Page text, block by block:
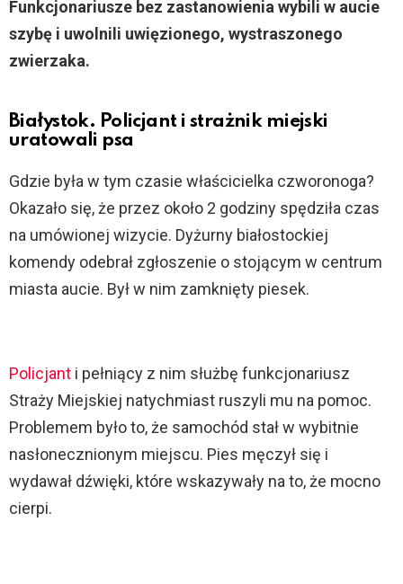
Funkcjonariusze bez zastanowienia wybili w aucie
szybę i uwolnili uwięzionego, wystraszonego
zwierzaka.
Białystok. Policjant i strażnik miejski
uratowali psa
Gdzie była w tym czasie właścicielka czworonoga?
Okazało się, że przez około 2 godziny spędziła czas
na umówionej wizycie. Dyżurny białostockiej
komendy odebrał zgłoszenie o stojącym w centrum
miasta aucie. Był w nim zamknięty piesek.
Policjant i pełniący z nim służbę funkcjonariusz
Straży Miejskiej natychmiast ruszyli mu na pomoc.
Problemem było to, że samochód stał w wybitnie
nasłonecznionym miejscu. Pies męczył się i
wydawał dźwięki, które wskazywały na to, że mocno
cierpi.